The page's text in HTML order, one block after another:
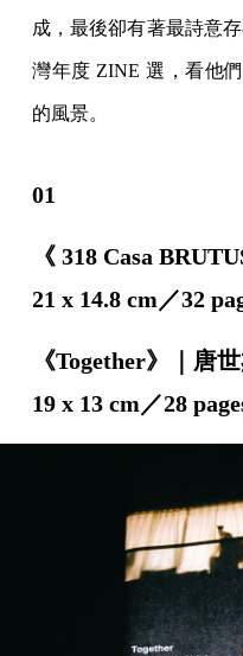
成，最後卻有著最詩意
灣年度 ZINE 選，看他
的風景。
01
《 318 Casa
21 x 14.8 cm／32
《Together》｜唐
19 x 13 cm／28